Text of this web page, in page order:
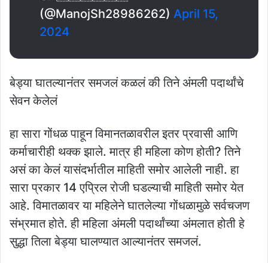
(@ManojSh28986262) April 15,
2024
बेड्या घातल्यानंतर समजलं कळलं की तिने अंमली पदार्थांचे
सेवन केलेलं
हा सारा गोंधळ पाहून विमानतळावरील इतर प्रवासी आणि
कर्माचारीही थक्क झाले. मात्र ही महिला कोण होती? तिने
असं का केलं यासंदर्भातील माहिती समोर आलेली नाही. हा
सारा प्रकार 14 एप्रिल रोजी घडल्याची माहिती समोर येत
आहे. विमातळावर या महिलेने घातलेल्या गोंधळामुळे सर्वचजण
संभ्रमात होते. ही महिला अंमली पदार्थांच्या अंमलात होती हे
सुद्धा तिला बेड्या घालण्यात आल्यानंतर समजलं.